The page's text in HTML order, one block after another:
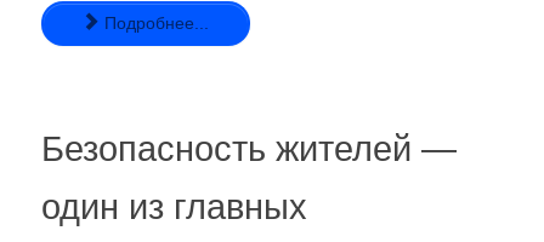
Подробнее...
Безопасность жителей —
один из главных